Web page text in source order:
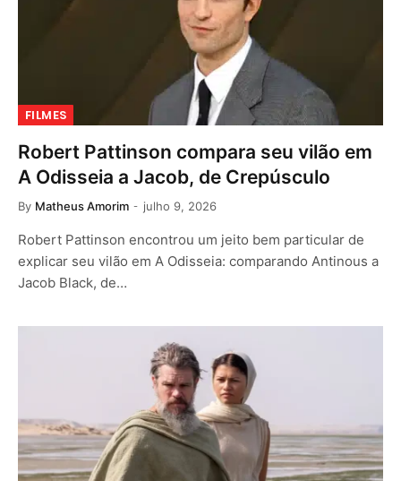
FILMES
Robert Pattinson compara seu vilão em
A Odisseia a Jacob, de Crepúsculo
By Matheus Amorim julho 9, 2026
Robert Pattinson encontrou um jeito bem particular de
explicar seu vilão em A Odisseia: comparando Antinous a
Jacob Black, de…